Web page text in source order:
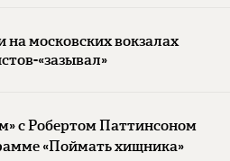
московских вокзалах
«зазывал»
с Робертом Паттинсоном
«Поймать хищника»